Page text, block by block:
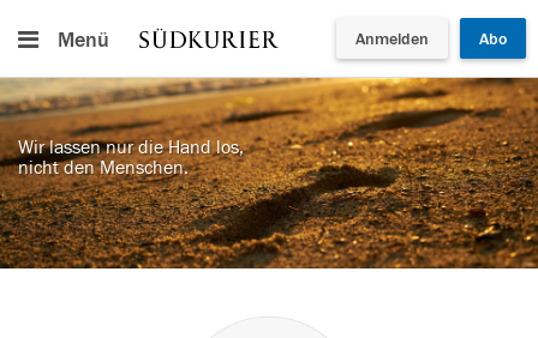
Menü Anmelden Abo
Wir lassen nur die Hand los,
nicht den Menschen.